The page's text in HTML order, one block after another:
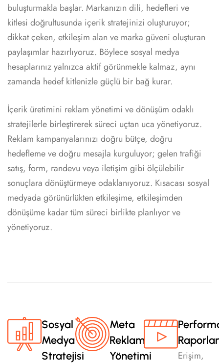
buluşturmakla başlar. Markanızın dili, hedefleri ve
kitlesi doğrultusunda içerik stratejinizi oluşturuyor;
dikkat çeken, etkileşim alan ve marka güveni oluşturan
paylaşımlar hazırlıyoruz. Böylece sosyal medya
hesaplarınız yalnızca aktif görünmekle kalmaz, aynı
zamanda hedef kitlenizle güçlü bir bağ kurar.
İçerik üretimini reklam yönetimi ve dönüşüm odaklı
stratejilerle birleştirerek süreci uçtan uca yönetiyoruz.
Reklam kampanyalarınızı doğru bütçe, doğru
hedefleme ve doğru mesajla kurguluyor; gelen trafiği
satış, form, randevu veya iletişim gibi ölçülebilir
sonuçlara dönüştürmeye odaklanıyoruz. Kısacası sosyal
medyada görünürlükten etkileşime, etkileşimden
dönüşüme kadar tüm süreci birlikte planlıyor ve
yönetiyoruz.
Sosyal
Medya
Stratejisi
Meta
Reklam
Yönetimi
Erişim,